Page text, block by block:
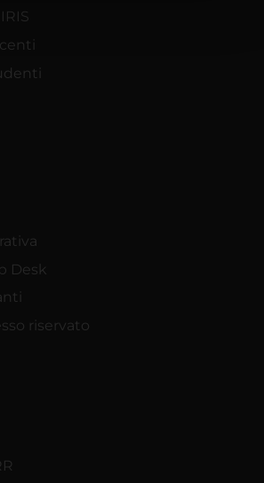
i quali potrebbero combinarle
dei loro servizi.
Desk
riservato